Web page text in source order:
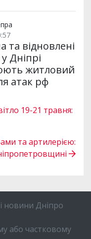
та відновлені
Дніпрі
житловий
атак рф
19-21 травня:
та артилерією:
новини Дніпро
або частковому